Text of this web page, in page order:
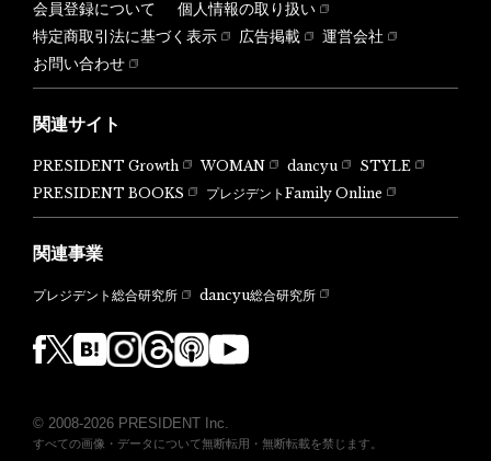
会員登録について
個人情報の取り扱い
特定商取引法に基づく表示
広告掲載
運営会社
お問い合わせ
関連サイト
PRESIDENT Growth WOMAN dancyu
STYLE
PRESIDENT BOOKS
プレジデントFamily Online
関連事業
プレジデント総合研究所 dancyu総合研究所
© 2008-2026 PRESIDENT Inc.
すべての画像・データについて無断転用・無断転載を禁じます。